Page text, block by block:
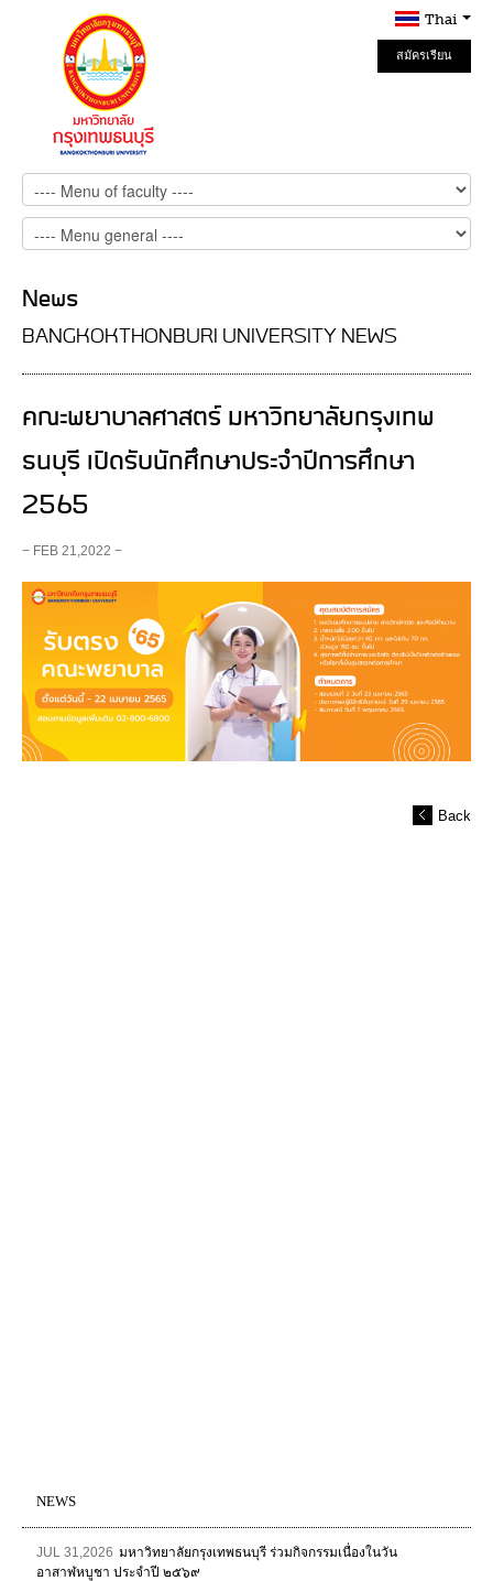
Thai
สมัครเรียน
Online
News
BANGKOKTHONBURI UNIVERSITY NEWS
คณะพยาบาลศาสตร์ มหาวิทยาลัยกรุงเทพ
ธนบุรี เปิดรับนักศึกษาประจำปีการศึกษา
2565
− FEB 21,2022 −
Back
NEWS
JUL 31,2026 มหาวิทยาลัยกรุงเทพธนบุรี ร่วมกิจกรรมเนื่องในวัน
อาสาฬหบูชา ประจำปี ๒๕๖๙